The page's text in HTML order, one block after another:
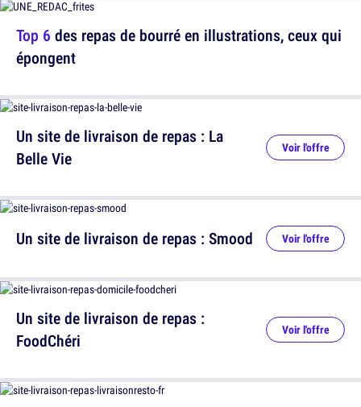
Top 6 des repas de bourré en illustrations, ceux qui
épongent
Un site de livraison de repas : Smood Voir l'offre
Un site de livraison de repas : La
Belle Vie
Voir l'offre
Un site de livraison de repas :
FoodChéri
Voir l'offre